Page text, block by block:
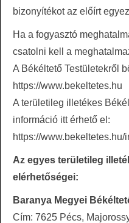
bizonyítékot az előírt
Ha a fogyasztó
csatolni kell a
A Békéltető Testületekről
https://www.bekeltetes.hu
A területileg illetékes
információ itt érhető el:
https://
Az egyes területileg
elérhetőségei:
Baranya Megyei
Cím: 7625 Pécs,